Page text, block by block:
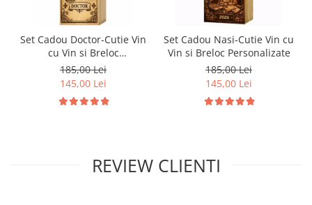
Set Cadou Doctor-Cutie Vin
cu Vin si Breloc
Personalizate
185,00 Lei
145,00 Lei
Set Cadou Nasi-Cutie Vin cu
Vin si Breloc Personalizate
185,00 Lei
145,00 Lei
REVIEW CLIENTI